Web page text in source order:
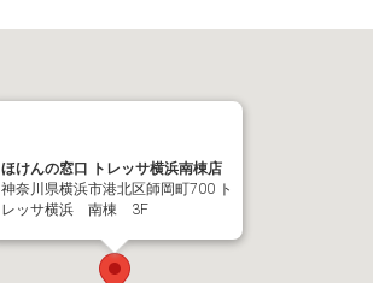
ほけんの窓口 トレッサ横浜南棟店
神奈川県横浜市港北区師岡町700 ト
レッサ横浜 南棟 3F